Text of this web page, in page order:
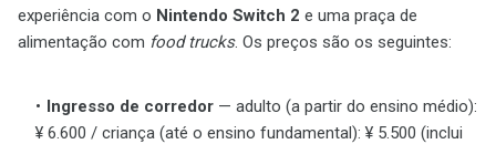
experiência com o Nintendo Switch 2 e uma praça de
alimentação com food trucks. Os preços são os seguintes:
Ingresso de corredor — adulto (a partir do ensino médio):
¥ 6.600 / criança (até o ensino fundamental): ¥ 5.500 (inclui